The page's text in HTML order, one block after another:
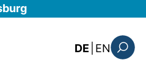
Direkt zum Inhalt
DE EN: the